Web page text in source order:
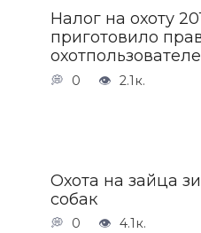
Налог на охоту
приготовило
0 2.1к.
Охота на зайца
собак
0 4.1к.